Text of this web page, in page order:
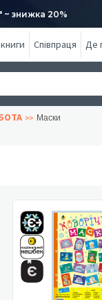
~ знижка 20%
Співпраця Де
Маски